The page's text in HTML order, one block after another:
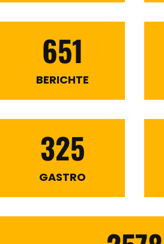
651
BERICHTE
325
GASTRO